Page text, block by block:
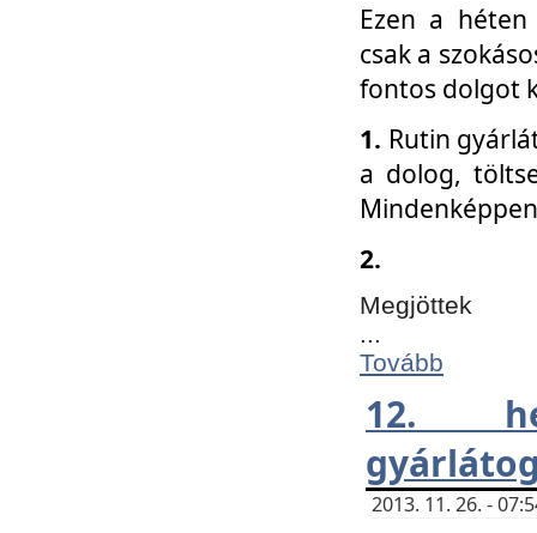
Ezen a
csak a
fontos dolgot
1. Rutin
a dolog,
2.
Megjöttek
...
Tovább
12.
2013. 11. 26. -